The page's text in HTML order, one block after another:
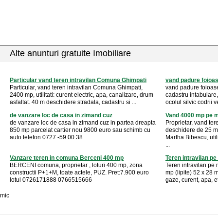
Alte anunturi gratuite Imobiliare
Particular vand teren intravilan Comuna Ghimpati
Particular, vand teren intravilan Comuna Ghimpati,
2400 mp, utilitati: curent electric, apa, canalizare, drum
asfaltat. 40 m deschidere stradala, cadastru si ...
vand padure
vand padure
cadastru
ocolul silvic codrii
de vanzare loc de casa in zimand cuz
de vanzare loc de casa in zimand cuz in partea dreapta
850 mp parcelat cartier nou 9800 euro sau schimb cu
auto telefon 0727 -59.00.38
Vand 4000 mp pe
Proprietar, vand
deschidere de 25
Martha Bibescu,
...
Vanzare teren in comuna Berceni 400 mp
BERCENI comuna, proprietar , loturi 400 mp, zona
constructii P+1+M, toate actele, PUZ. Pret:7.900 euro
lotul 0726171888 0766515666
Teren intravilan
Teren intravilan pe
mp (lipite) 52 x 28
gaze, curent, apa,
mic